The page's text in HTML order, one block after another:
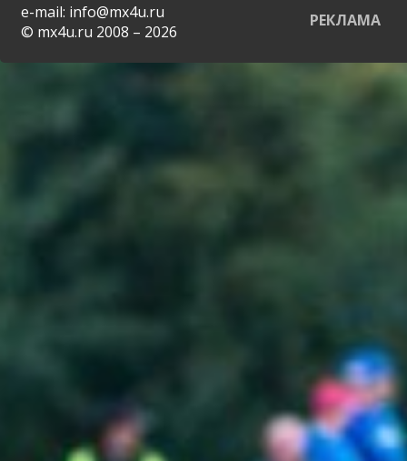
e-mail: info@mx4u.ru
© mx4u.ru 2008 – 2026
РЕКЛАМА